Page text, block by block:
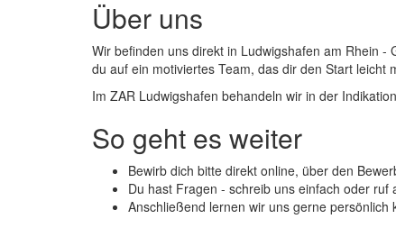
Über uns
Wir befinden uns direkt in Ludwigshafen am Rhein
du auf ein motiviertes Team, das dir den Start leicht
Im ZAR Ludwigshafen behandeln wir in der
So geht es weiter
Bewirb dich bitte direkt online, über den
Du hast Fragen - schreib uns einfach oder ruf
Anschließend lernen wir uns gerne